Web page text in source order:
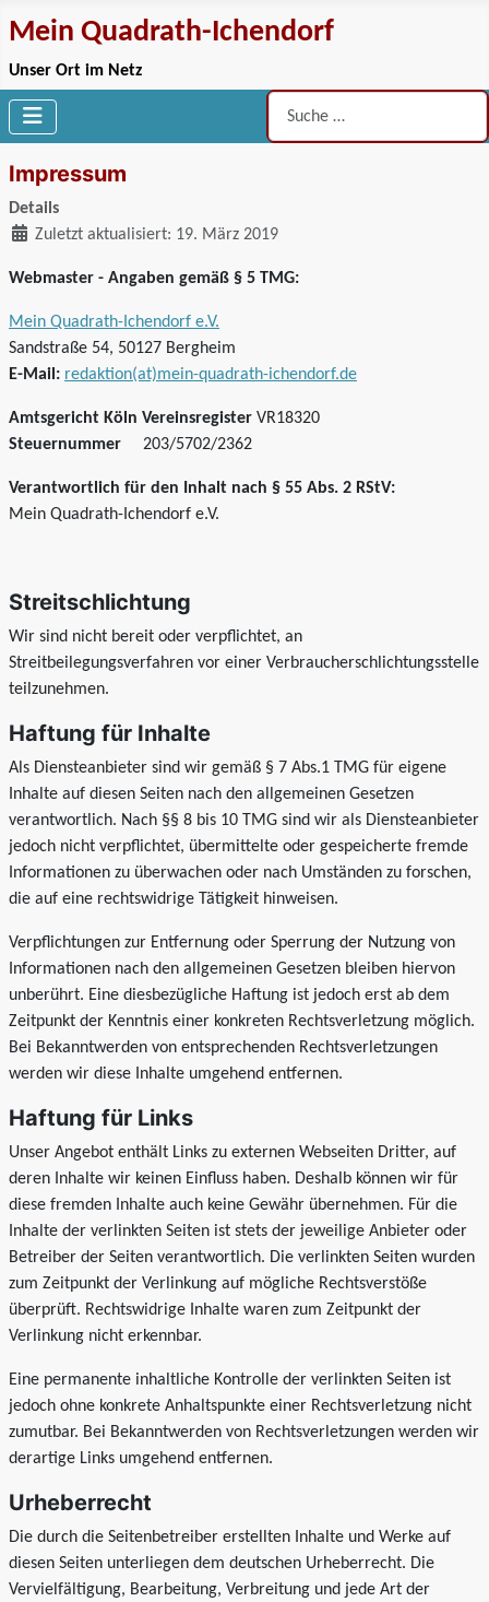
Mein Quadrath-Ichendorf
Unser Ort im Netz
Suchen
Impressum
Details
Zuletzt aktualisiert: 19. März 2019
Webmaster - Angaben gemäß § 5 TMG:
Mein Quadrath-Ichendorf e.V.
Sandstraße 54, 50127 Bergheim
E-Mail: redaktion(at)mein-quadrath-ichendorf.de
Amtsgericht Köln Vereinsregister VR18320
Steuernummer 203/5702/2362
Verantwortlich für den Inhalt nach § 55 Abs. 2 RStV:
Mein Quadrath-Ichendorf e.V.
Streitschlichtung
Wir sind nicht bereit oder verpflichtet, an
Streitbeilegungsverfahren vor einer Verbraucherschlichtungsstelle
teilzunehmen.
Haftung für Inhalte
Als Diensteanbieter sind wir gemäß § 7 Abs.1 TMG für eigene
Inhalte auf diesen Seiten nach den allgemeinen Gesetzen
verantwortlich. Nach §§ 8 bis 10 TMG sind wir als Diensteanbieter
jedoch nicht verpflichtet, übermittelte oder gespeicherte fremde
Informationen zu überwachen oder nach Umständen zu forschen,
die auf eine rechtswidrige Tätigkeit hinweisen.
Verpflichtungen zur Entfernung oder Sperrung der Nutzung von
Informationen nach den allgemeinen Gesetzen bleiben hiervon
unberührt. Eine diesbezügliche Haftung ist jedoch erst ab dem
Zeitpunkt der Kenntnis einer konkreten Rechtsverletzung möglich.
Bei Bekanntwerden von entsprechenden Rechtsverletzungen
werden wir diese Inhalte umgehend entfernen.
Haftung für Links
Unser Angebot enthält Links zu externen Webseiten Dritter, auf
deren Inhalte wir keinen Einfluss haben. Deshalb können wir für
diese fremden Inhalte auch keine Gewähr übernehmen. Für die
Inhalte der verlinkten Seiten ist stets der jeweilige Anbieter oder
Betreiber der Seiten verantwortlich. Die verlinkten Seiten wurden
zum Zeitpunkt der Verlinkung auf mögliche Rechtsverstöße
überprüft. Rechtswidrige Inhalte waren zum Zeitpunkt der
Verlinkung nicht erkennbar.
Eine permanente inhaltliche Kontrolle der verlinkten Seiten ist
jedoch ohne konkrete Anhaltspunkte einer Rechtsverletzung nicht
zumutbar. Bei Bekanntwerden von Rechtsverletzungen werden wir
derartige Links umgehend entfernen.
Urheberrecht
Die durch die Seitenbetreiber erstellten Inhalte und Werke auf
diesen Seiten unterliegen dem deutschen Urheberrecht. Die
Vervielfältigung, Bearbeitung, Verbreitung und jede Art der